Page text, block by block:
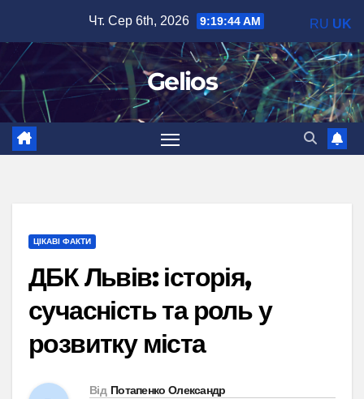
вмісту
Чт. Сер 6th, 2026 9:19:45 AM
Gelios
ЦІКАВІ ФАКТИ
ДБК Львів: історія,
сучасність та роль у
розвитку міста
Від Потапенко Олександр
RU UK